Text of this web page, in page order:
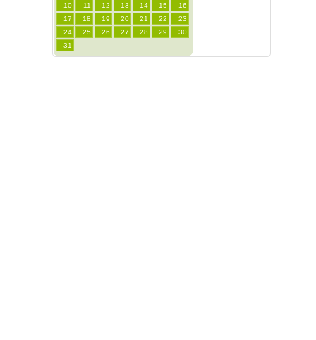
10
11 12 13 14 15
16
17
18 19 20 21 22
23
24
25 26 27 28 29
30
31